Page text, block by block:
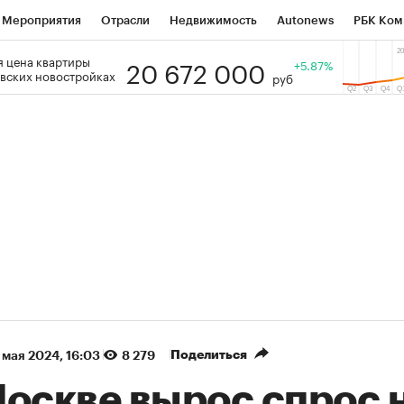
Мероприятия Отрасли Недвижимость Autonews РБК
РБК Образование Тренды
цена квартиры
новостройках
20 672 000 руб
+5.87%
мая 2024, 16:03 8 279 Поделиться